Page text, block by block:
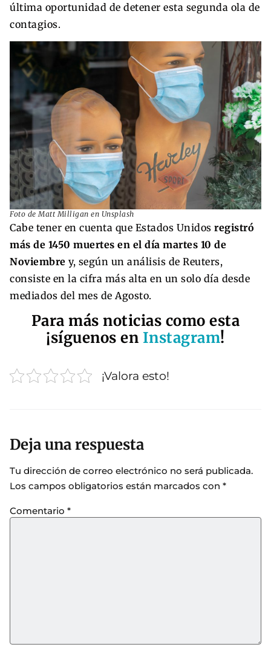
última oportunidad de detener esta segunda ola de
contagios.
Foto de Matt Milligan en Unsplash
Cabe tener en cuenta que Estados Unidos registró
más de 1450 muertes en el día martes 10 de
Noviembre y, según un análisis de Reuters,
consiste en la cifra más alta en un solo día desde
mediados del mes de Agosto.
Para más noticias como esta
¡síguenos en Instagram!
¡Valora esto!
Deja una respuesta
Tu dirección de correo electrónico no será publicada.
Los campos obligatorios están marcados con *
Comentario *